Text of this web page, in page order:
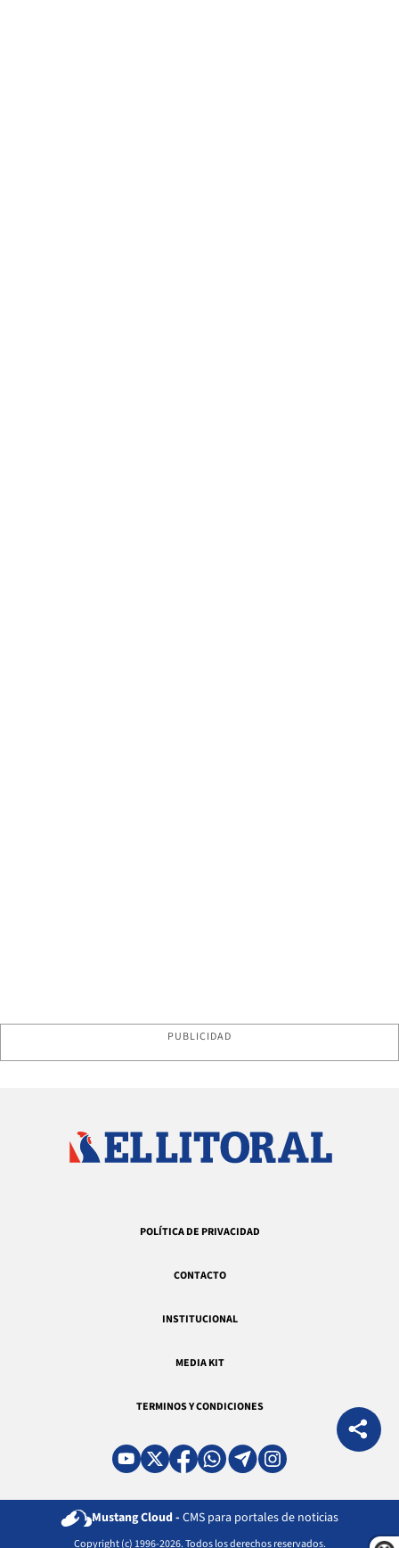
PUBLICIDAD
POLÍTICA DE PRIVACIDAD
CONTACTO
INSTITUCIONAL
MEDIA KIT
TERMINOS Y CONDICIONES
Mustang Cloud - CMS para portales de noticias
Copyright (c) 1996-2026. Todos los derechos reservados.